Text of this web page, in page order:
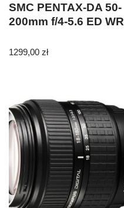
SMC PENTAX-DA 50-
200mm f/4-5.6 ED WR
1299,00 zł